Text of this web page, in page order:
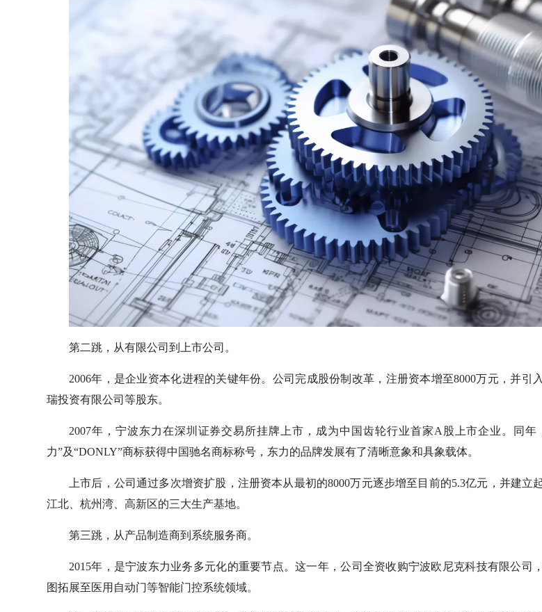
第二跳，从有限公司到上市公司。
2006年，是企业资本化进程的关键年份。公司完成股份制改革，注册资本增至8000万元，并引
瑞投资有限公司等股东。
2007年，宁波东力在深圳证券交易所挂牌上市，成为中国齿轮行业首家A股上市企业。同年
力”及“DONLY”商标获得中国驰名商标称号，东力的品牌发展有了清晰意象和具象载体。
上市后，公司通过多次增资扩股，注册资本从最初的8000万元逐步增至目前的5.3亿元，并建立
江北、杭州湾、高新区的三大生产基地。
第三跳，从产品制造商到系统服务商。
2015年，是宁波东力业务多元化的重要节点。这一年，公司全资收购宁波欧尼克科技有限公司
图拓展至医用自动门等智能门控系统领域。